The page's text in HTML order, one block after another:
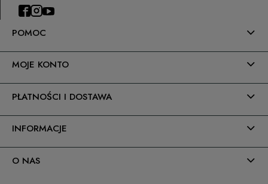
POMOC
MOJE KONTO
PŁATNOŚCI I DOSTAWA
INFORMACJE
O NAS